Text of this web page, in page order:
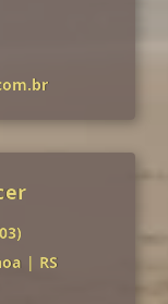
| RS